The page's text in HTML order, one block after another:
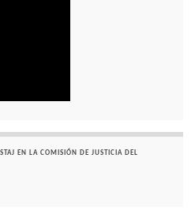
EN LA COMISIÓN DE JUSTICIA DEL